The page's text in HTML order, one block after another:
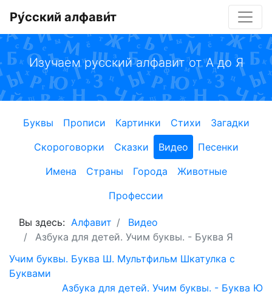
Ру́сский алфави́т
Изучаем русский алфавит от А до Я
Буквы Прописи Картинки Стихи
Загадки
Скороговорки
Сказки Видео
Песенки
Имена
Страны Города
Животные
Профессии
Вы здесь: Алфавит
Видео
Азбука для детей. Учим буквы. - Буква Я
Учим буквы. Буква Ш. Мультфильм Шкатулка с
Буквами
Азбука для детей. Учим буквы. - Буква Ю